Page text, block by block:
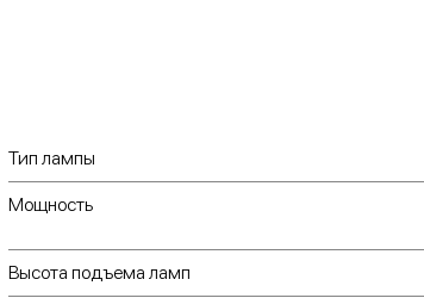
защищены от осадков и
металлическим кожухом.
достаточно мощна,
этом ее можно поднять на
Тип лампы
Мощность
Высота подъема ламп